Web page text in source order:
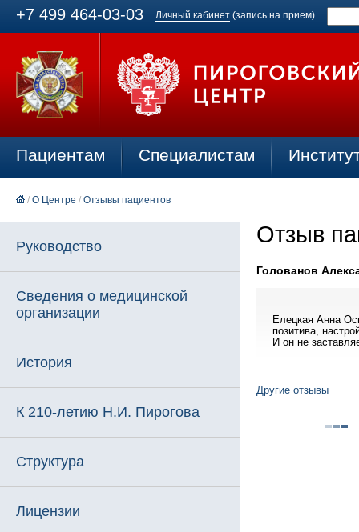
+7 499 464-03-03 Личный кабинет (запись на прием)
Пациентам Специалистам
/ О Центре / Отзывы пациентов
Руководство
Сведения о медицинской
организации
История
К 210-летию Н.И. Пирогова
Структура
Лицензии
Отзыв
Голованов
Елецкая Анна
позитива,
И он не
Другие отзывы